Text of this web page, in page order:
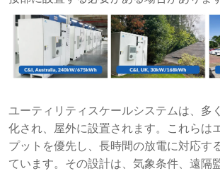
ユーティリティスケールシステムは、多
化され、屋外に設置されます。これらは
プットを優先し、長時間の放電に対応す
ています。その設計は、気象条件、遠隔